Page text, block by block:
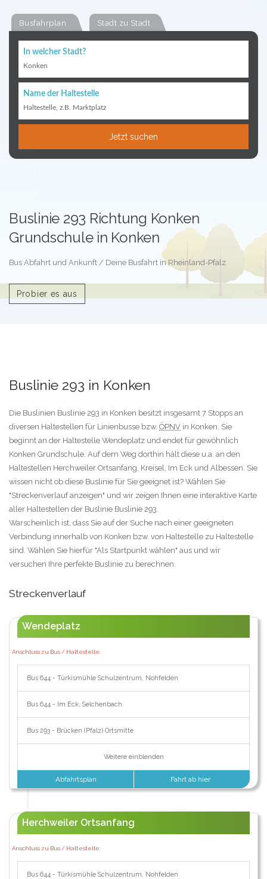
Busfahrplan Stadt zu Stadt
In welcher Stadt?
Konken
Name der Haltestelle
Haltestelle, z.B. Marktplatz
Jetzt suchen
Buslinie 293 Richtung Konken
Grundschule in Konken
Bus Abfahrt und Ankunft / Deine Busfahrt in Rheinland-Pfalz
Probier es aus
Buslinie 293 in Konken
Die Buslinien Buslinie 293 in Konken besitzt insgesamt 7 Stopps an
diversen Haltestellen für Linienbusse bzw. ÖPNV in Konken. Sie
beginnt an der Haltestelle Wendeplatz und endet für gewöhnlich
Konken Grundschule. Auf dem Weg dorthin hält diese u.a. an den
Haltestellen Herchweiler Ortsanfang, Kreisel, Im Eck und Albessen. Sie
wissen nicht ob diese Buslinie für Sie geeignet ist? Wählen Sie
"Streckenverlauf anzeigen" und wir zeigen Ihnen eine interaktive Karte
aller Haltestellen der Buslinie Buslinie 293.
Warscheinlich ist, dass Sie auf der Suche nach einer geeigneten
Verbindung innerhalb von Konken bzw. von Haltestelle zu Haltestelle
sind. Wählen Sie hierfür "Als Startpunkt wählen" aus und wir
versuchen Ihre perfekte Buslinie zu berechnen.
Streckenverlauf
Wendeplatz
Anschluss zu Bus / Haltestelle:
Bus 644 - Türkismühle Schulzentrum, Nohfelden
Bus 644 - Im Eck, Selchenbach
Bus 293 - Brücken (Pfalz) Ortsmitte
Weitere einblenden
Abfahrtsplan Fahrt ab hier
Herchweiler Ortsanfang
Anschluss zu Bus / Haltestelle:
Bus 644 - Türkismühle Schulzentrum, Nohfelden